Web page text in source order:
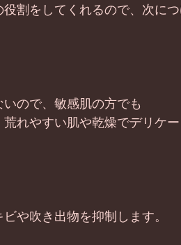
割をしてくれるので、次に
ので、敏感肌の方でも
れやすい肌や乾燥でデリケー
や吹き出物を抑制します。